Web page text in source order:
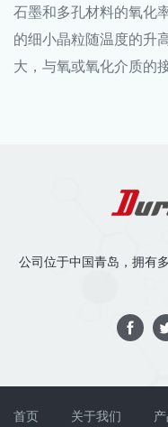
石墨和多孔材料的氧化
的细小晶粒随温度的升
大，与氧或氧化介质的
公司位于中国青岛，拥有
首页 关于我们